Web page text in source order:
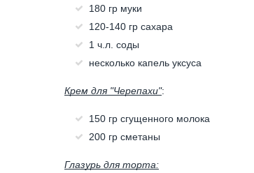
180 гр муки
120-140 гр сахара
1 ч.л. соды
несколько капель уксуса
Крем для "Черепахи":
150 гр сгущенного молока
200 гр сметаны
Глазурь для торта: